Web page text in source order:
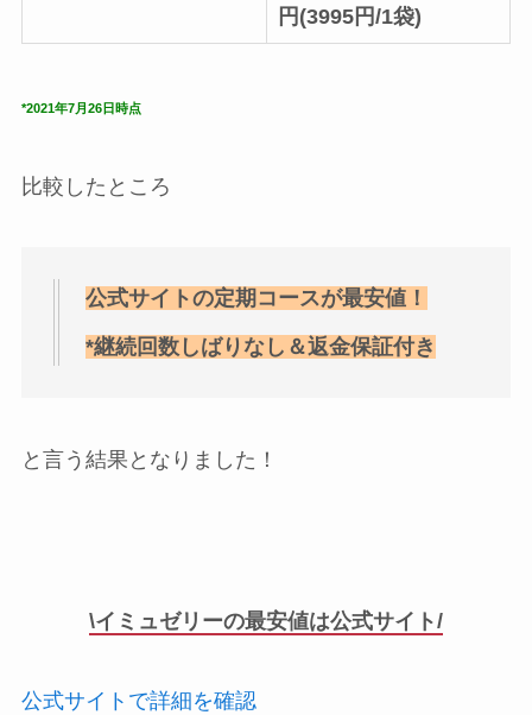
円(3995円/1袋)
*2021年7月26日時点
比較したところ
公式サイトの定期コースが最安値！
*継続回数しばりなし＆返金保証付き
と言う結果となりました！
\イミュゼリーの最安値は公式サイト/
公式サイトで詳細を確認